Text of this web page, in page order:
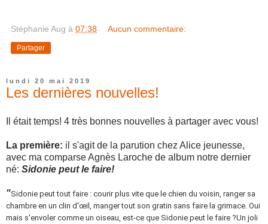
Stéphanie Aug à 07:38 Aucun commentaire:
Partager
lundi 20 mai 2019
Les dernières nouvelles!
Il était temps! 4 très bonnes nouvelles à partager avec vous!
La première: il s'agit de la parution chez Alice jeunesse,
avec ma comparse Agnès Laroche de album notre dernier
né: Sidonie peut le faire!
"Sidonie peut tout faire : courir plus vite que le chien du voisin, ranger sa
chambre en un clin d'œil, manger tout son gratin sans faire la grimace. Oui
mais s'envoler comme un oiseau, est-ce que Sidonie peut le faire ?Un joli